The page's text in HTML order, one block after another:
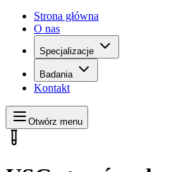
Strona główna
O nas
Specjalizacje
Badania
Kontakt
Otwórz menu